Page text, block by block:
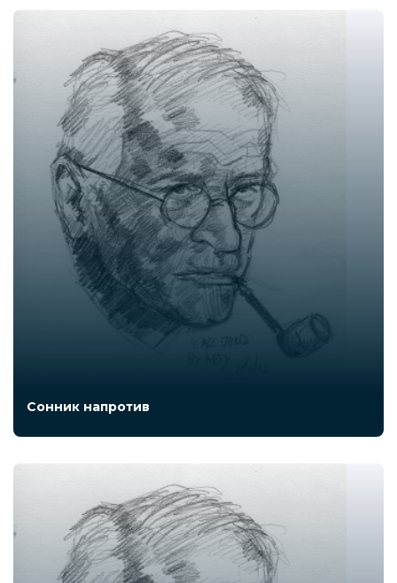
Сонник напротив